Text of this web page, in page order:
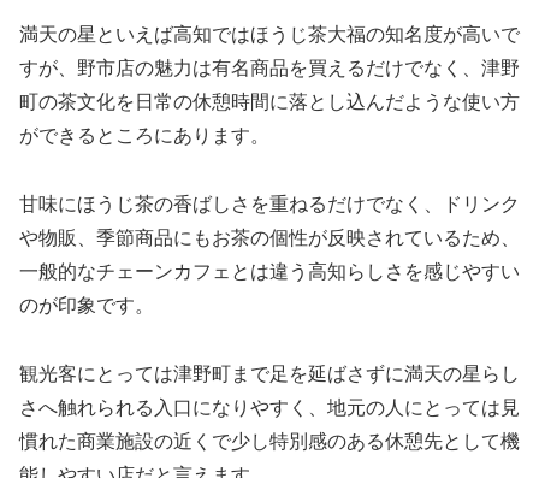
満天の星といえば高知ではほうじ茶大福の知名度が高いで
すが、野市店の魅力は有名商品を買えるだけでなく、津野
町の茶文化を日常の休憩時間に落とし込んだような使い方
ができるところにあります。
甘味にほうじ茶の香ばしさを重ねるだけでなく、ドリンク
や物販、季節商品にもお茶の個性が反映されているため、
一般的なチェーンカフェとは違う高知らしさを感じやすい
のが印象です。
観光客にとっては津野町まで足を延ばさずに満天の星らし
さへ触れられる入口になりやすく、地元の人にとっては見
慣れた商業施設の近くで少し特別感のある休憩先として機